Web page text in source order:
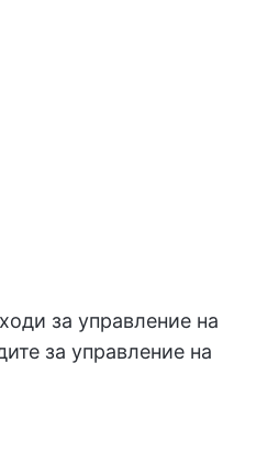
за управление на
за управление на